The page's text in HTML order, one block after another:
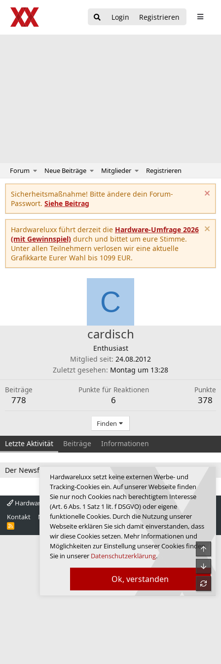
Login Registrieren
Forum Neue Beiträge Mitglieder Registrieren
Sicherheitsmaßnahme! Bitte ändere dein Forum-
Passwort. Siehe Beitrag
Hardwareluxx führt derzeit die Hardware-Umfrage 2026
(mit Gewinnspiel) durch und bittet um eure Stimme.
Unter allen Teilnehmern verlosen wir eine aktuelle
Grafikkarte Eurer Wahl bis 1099 EUR.
C
cardisch
Enthusiast
Mitglied seit 24.08.2012
Zuletzt gesehen Montag um 13:28
Beiträge
778
Punkte für Reaktionen
6
Punkte
378
Finden
Letzte Aktivität Beiträge Informationen
Der Newsfeed ist zur Zeit leer.
Hardwareluxx 4.0
Deutsch
Kontakt
Nutzungsbedingungen Datenschutz Hilfe Startseite
R
Ok, verstanden
Hardwareluxx setzt keine externen Werbe- und
Tracking-Cookies ein. Auf unserer Webseite finden
Sie nur noch Cookies nach berechtigtem Interesse
(Art. 6 Abs. 1 Satz 1 lit. f DSGVO) oder eigene
funktionelle Cookies. Durch die Nutzung unserer
Webseite erklären Sie sich damit einverstanden, dass
wir diese Cookies setzen. Mehr Informationen und
Möglichkeiten zur Einstellung unserer Cookies finden
Sie in unserer Datenschutzerklärung.